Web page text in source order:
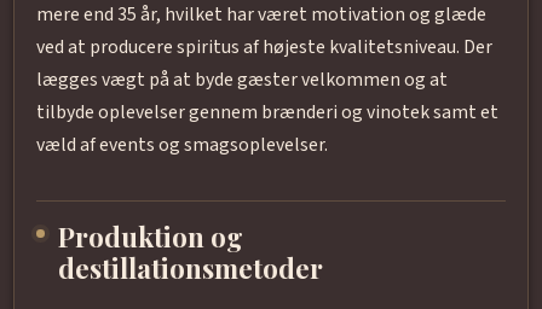
mere end 35 år, hvilket har været motivation og glæde
ved at producere spiritus af højeste kvalitetsniveau. Der
lægges vægt på at byde gæster velkommen og at
tilbyde oplevelser gennem brænderi og vinotek samt et
væld af events og smagsoplevelser.
Produktion og
destillationsmetoder